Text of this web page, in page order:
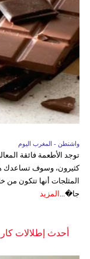
واشنطن - المغرب اليوم
توجد الأطعمة فائقة
كثيرون، وسوف تساعدك
المثلجات أنها تتكون من
جا�... المزيد
أحدث إطلالات